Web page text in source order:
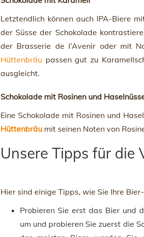
Letztendlich können auch IPA-Biere
der Süsse der Schokolade
der Brasserie de l’Avenir oder mit
Hüttenbräu passen gut zu
ausgleicht.
Schokolade mit Rosinen und
Eine Schokolade mit Rosinen und
Hüttenbräu mit seinen Noten von
Unsere Tipps für die
Hier sind einige Tipps, wie Sie Ihre
Probieren Sie erst das Bier und
um und probieren Sie zuerst die